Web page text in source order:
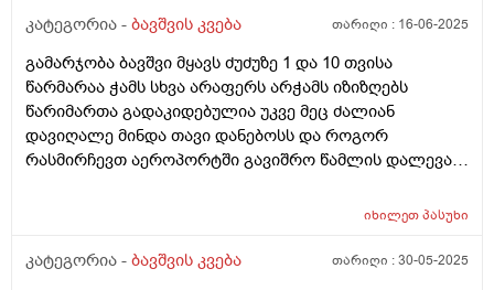
ერთი დღე მხოლოდ ერთხელ დღეში და დაიწყო ჭამა,
ათი დღის მერე ისევ ისე დაიწყო, დავალევინე კიდევ
და ჭამს ხუთი დღეა გასული, სულ ორჯერ მივეცი
ქვამატელი და ანოტაციაში წავიკითხე რომ
ჩვილებისთვის არ წერია, ძალიან შემეშინდა,
საყურადღებო ხომ არ არის? პედიატრი მარწმუნებს
რომ ვენდო უსაფრთხოა. თქვენ რას მეტყვით?
კატეგორია - ბავშვის კვება თარიღი : 16-06-2025
გამარჯობა ბავშვი მყავს ძუძუზე 1 და 10 თვისა
წარმარაა ჭამს სხვა არაფერს არჭამს იზიზღებს
წარიმართა გადაკიდებულია უკვე მეც ძალიან
დავიღალე მინდა თავი დანებოსს და როგორ
რასმირჩევთ აეროპორტში გავიშრო წამლის დალევას
იხილეთპასუხი
კატეგორია - ბავშვის კვება თარიღი :30-05-2025